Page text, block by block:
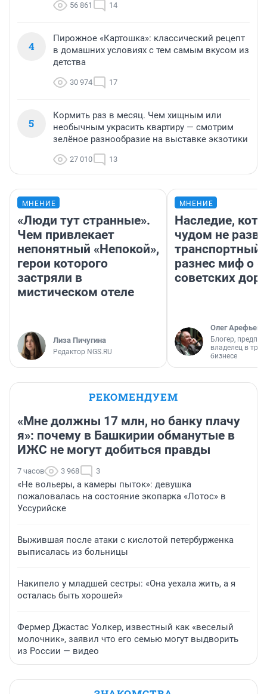
56 861 14
4
Пирожное «Картошка»: классический рецепт
в домашних условиях с тем самым вкусом из
детства
30 974 17
5
Кормить раз в месяц. Чем хищным или
необычным украсить квартиру — смотрим
зелёное разнообразие на выставке экзотики
27 010 13
МНЕНИЕ
«Люди тут странные».
Чем привлекает
непонятный «Непокой»,
герои которого
застряли в
мистическом отеле
Лиза Пичугина
Редактор NGS.RU
МНЕНИЕ
Наследие,
чудом не
транспортный
разнес миф о
советских
Олег Арефьев
Блогер,
владелец в
бизнесе
РЕКОМЕНДУЕМ
«Мне должны 17 млн, но банку плачу
я»: почему в Башкирии обманутые в
ИЖС не могут добиться правды
7 часов 3 968 3
«Не вольеры, а камеры пыток»: девушка
пожаловалась на состояние экопарка «Лотос» в
Уссурийске
Выжившая после атаки с кислотой петербурженка
выписалась из больницы
Накипело у младшей сестры: «Она уехала жить, а я
осталась быть хорошей»
Фермер Джастас Уолкер, известный как «веселый
молочник», заявил что его семью могут выдворить
из России — видео